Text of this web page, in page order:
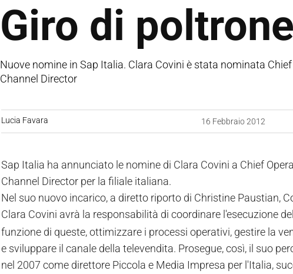
Giro di
Nuove nomine in Sap Italia. Clara Covini è stata nominata
Channel Director
Lucia Favara 16 Febbraio 2012
Sap Italia ha annunciato le nomine di Clara Covini a Chief
Channel Director per la filiale italiana.
Nel suo nuovo incarico, a diretto riporto di Christine Paustian,
Clara Covini avrà la responsabilità di coordinare l'esecuzione
funzione di queste, ottimizzare i processi operativi, gestire la
e sviluppare il canale della televendita. Prosegue, così, il suo
nel 2007 come direttore Piccola e Media Impresa per l'Italia,